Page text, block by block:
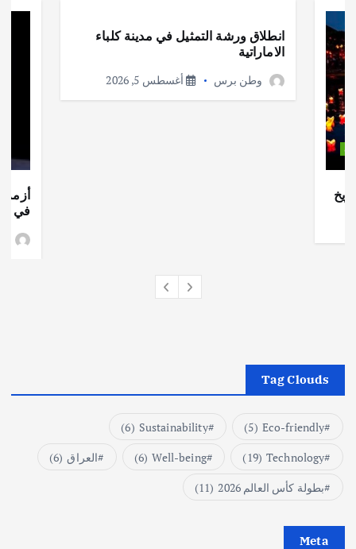
انطلاق ورشة التمثيل في مدينة كلباء
الاماراتية
وطن برس أغسطس 5, 2026
أزمة
في
Tag Clouds
Eco-friendly
(5)
Sustainability
(6)
Technology
(19)
Well-being
(6) العراق (6)
بطولة كأس العالم 2026
(11)
Meta